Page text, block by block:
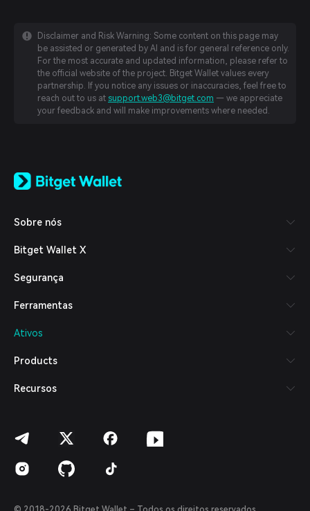
Disclaimer and Risk Warning: Some content on this page may
be assisted or generated by AI and is for general reference only.
For the most accurate and updated information, please refer to
the official website of the project. Bitget Wallet values every
partnership. If you notice any issues or inaccuracies, feel free to
reach out to us at support.web3@bitget.com — we appreciate
your feedback and will make improvements where needed.
日本語
Español (Latinoamérica)
Italiano
Deutsch
繁體中文
Bahasa Indonesia
हिन्दी
Español (Argentina)
Sobre nós
Bitget Wallet X
Segurança
Ferramentas
Ativos
Products
Recursos